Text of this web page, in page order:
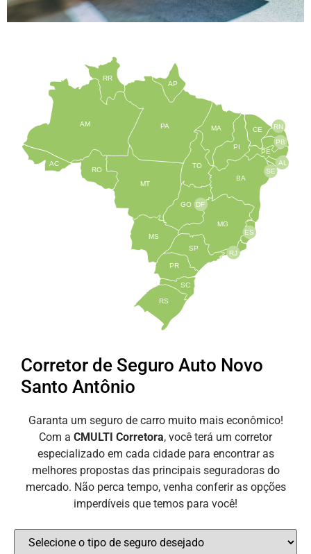
TO
BA
SE
PE
AL
RN
CE
PI
MA
AP
PA
RR
AM
AC
RO
MT
MS
GO
PR
SC
RS
SP
MG
RJ
ES
DF
PB
Corretor de Seguro Auto Novo
Santo Antônio
Garanta um seguro de carro muito mais econômico!
Com a CMULTI Corretora, você terá um corretor
especializado em cada cidade para encontrar as
melhores propostas das principais seguradoras do
mercado. Não perca tempo, venha conferir as opções
imperdíveis que temos para você!